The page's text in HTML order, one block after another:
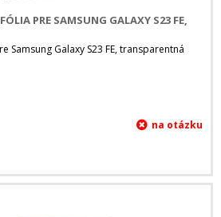
PRE SAMSUNG GALAXY S23 FE,
Samsung Galaxy S23 FE, transparentná